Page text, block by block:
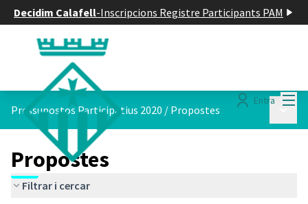
Decidim Calafell-Inscripcions Registre Participants PAM
Entra
Pressupostos Participatius 2020 / Propostes
Propostes
Filtrar i cercar